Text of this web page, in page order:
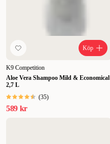
Köp
K9 Competition
Aloe Vera Shampoo Mild & Economical
2,7 L
(35)
589 kr